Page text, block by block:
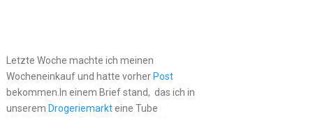
Letzte Woche machte ich meinen
Wocheneinkauf und hatte vorher Post
bekommen.In einem Brief stand, das ich in
unserem Drogeriemarkteine Tube